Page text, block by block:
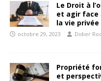
Le Droit à
et agir face
la vie privée
octobre 29, 2023 Didier
Propriété
et